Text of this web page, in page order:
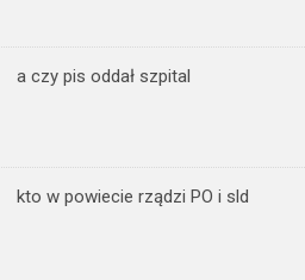
a czy pis oddał szpital
kto w powiecie rządzi PO i sld